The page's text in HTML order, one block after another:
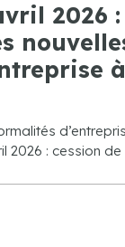
2026 :
à
2026 : cession de